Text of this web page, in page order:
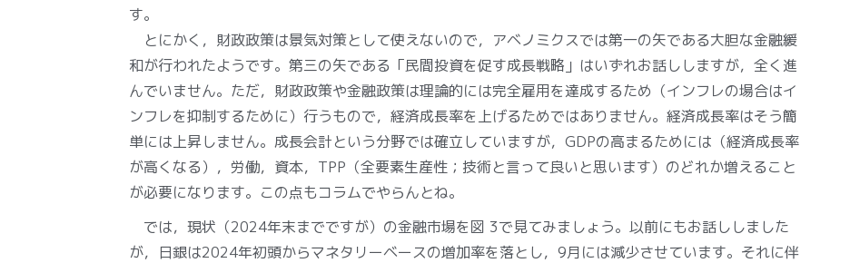
す。
とにかく，財政政策は景気対策として使えないので，アベノミクスでは第一の矢である大胆な金融緩
和が行われたようです。第三の矢である「民間投資を促す成長戦略」はいずれお話ししますが，全く進
んでいません。ただ，財政政策や金融政策は理論的には完全雇用を達成するため（インフレの場合はイ
ンフレを抑制するために）行うもので，経済成長率を上げるためではありません。経済成長率はそう簡
単には上昇しません。成長会計という分野では確立していますが，GDPの高まるためには（経済成長率
が高くなる），労働，資本，TPP（全要素生産性；技術と言って良いと思います）のどれか増えること
が必要になります。この点もコラムでやらんとね。
では，現状（2024年末までですが）の金融市場を図 3で見てみましょう。以前にもお話ししました
が，日銀は2024年初頭からマネタリーベースの増加率を落とし，9月には減少させています。それに伴